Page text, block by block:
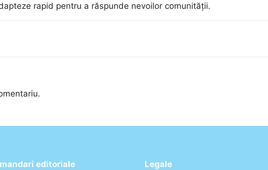
rapid pentru a răspunde nevoilor comunității.
editoriale Legale